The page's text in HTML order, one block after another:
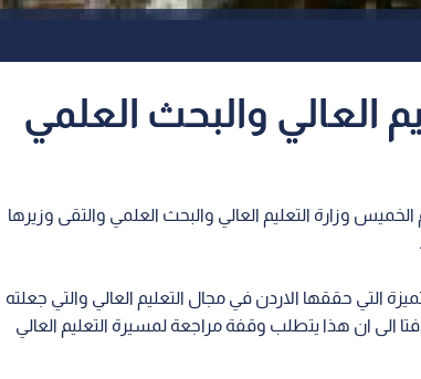
العالي والبحث العلمي
الخميس وزارة التعليم العالي والبحث العلمي والتقى وزيرها
التي حققها الاردن في مجال التعليم العالي والتي جعلته
الى ان هذا يتطلب وقفة مراجعة لمسيرة التعليم العالي